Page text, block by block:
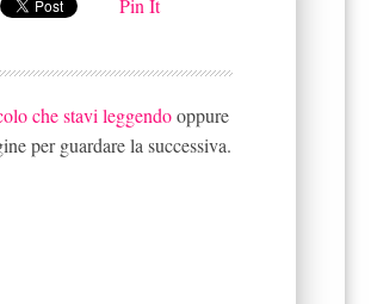
Pin It
che stavi leggendooppure
per guardare la successiva.